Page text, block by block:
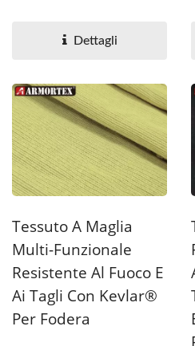
Dettagli
Tessuto A Maglia
Multi-Funzionale
Resistente Al Fuoco E
Ai Tagli Con Kevlar®
Per Fodera